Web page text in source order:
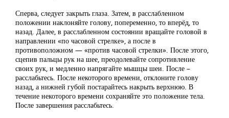
Сперва, следует закрыть глаза. Затем, в расслабленном
положении наклоняйте голову, попеременно, то вперёд, то
назад. Далее, в расслабленном состоянии вращайте головой в
направлении «по часовой стрелке», а после в
противоположном — «против часовой стрелки». После этого,
сцепив пальцы рук на шее, преодолевайте сопротивление
своих рук, и медленно напрягайте мышцы шеи. После –
расслабьтесь. После некоторого времени, отклоните голову
назад, а нижней губой постарайтесь накрыть верхнюю. В
течение некоторого времени сохраняйте это положение тела.
После завершения расслабьтесь.